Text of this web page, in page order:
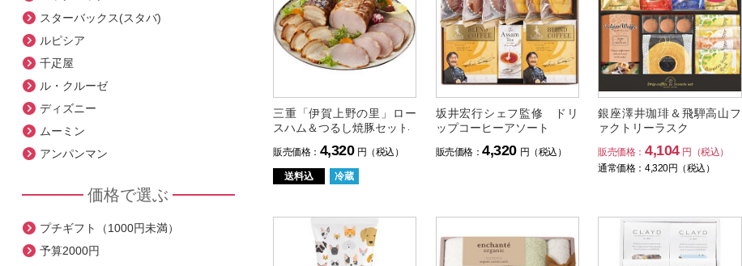
三重「伊賀上野の里」ロー
スハム＆つるし焼豚セット
販売価格： 4,320 円（税込）
送料込 冷蔵
坂井宏行シェフ監修 ドリ
ップコーヒーアソート
販売価格：4,320 円（税込）
銀座澤井珈琲＆飛騨高山フ
ァクトリーラスク
販売価格：4,104 円（税込）
通常価格：4,320円（税込）
スターバックス(スタバ)
ルピシア
千疋屋
ル・クルーゼ
ディズニー
ムーミン
アンパンマン
価格で選ぶ
プチギフト（1000円未満）
予算2000円